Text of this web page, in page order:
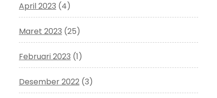
April 2023 (4)
Maret 2023 (25)
Februari 2023 (1)
Desember 2022 (3)